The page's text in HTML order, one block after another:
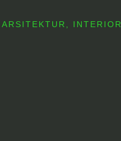
ARSITEKTUR INTERIOR